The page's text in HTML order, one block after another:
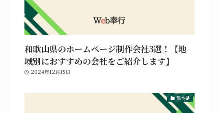
和歌山県のホームページ制作会社3選！【地
域別におすすめの会社をご紹介します】
2024年12月15日
熊本県